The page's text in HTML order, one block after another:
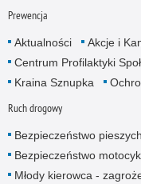
Prewencja
Aktualności
Akcje i
Centrum Profilaktyki
Kraina Sznupka
Ruch drogowy
Bezpieczeństwo pieszych
Bezpieczeństwo
Młody kierowca -